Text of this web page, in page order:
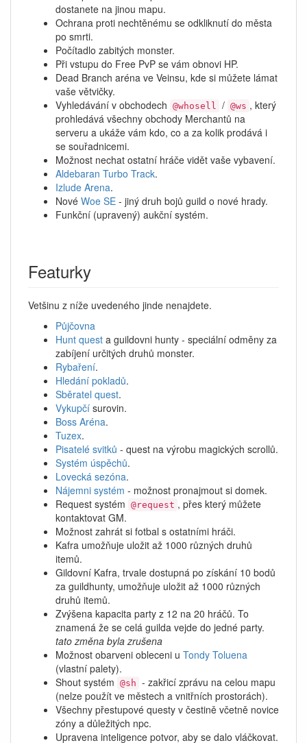
dostanete na jinou mapu.
Ochrana proti nechtěnému se odkliknutí do města
po smrti.
Počítadlo zabitých monster.
Při vstupu do Free PvP se vám obnovi HP.
Dead Branch aréna ve Veinsu, kde si můžete lámat
vaše větvičky.
Vyhledávání v obchodech @whosell / @ws , který
prohledává všechny obchody Merchantů na
serveru a ukáže vám kdo, co a za kolik prodává i
se souřadnicemi.
Možnost nechat ostatní hráče vidět vaše vybavení.
Aldebaran Turbo Track.
Izlude Arena.
Nové Woe SE - jiný druh bojů guild o nové hrady.
Funkční (upravený) aukční systém.
Featurky
Vetšinu z níže uvedeného jinde nenajdete.
Půjčovna
Hunt quest a guildovni hunty - speciální odměny za
zabíjení určitých druhů monster.
Rybaření.
Hledání pokladů.
Sběratel quest.
Vykupčí surovin.
Boss Aréna.
Tuzex.
Pisatelé svitků - quest na výrobu magických scrollů.
Systém úspěchů.
Lovecká sezóna.
Nájemni systém - možnost pronajmout si domek.
Request systém @request , přes který můžete
kontaktovat GM.
Možnost zahrát si fotbal s ostatními hráči.
Kafra umožňuje uložit až 1000 různých druhů
itemů.
Gildovní Kafra, trvale dostupná po získání 10 bodů
za guildhunty, umožňuje uložit až 1000 různých
druhů itemů.
Zvýšena kapacita party z 12 na 20 hráčů. To
znamená že se celá guilda vejde do jedné party.
tato změna byla zrušena
Možnost obarveni obleceni u Tondy Toluena
(vlastní palety).
Shout systém @sh - zakřicí zprávu na celou mapu
(nelze použít ve městech a vnitřních prostorách).
Všechny přestupové questy v čestině včetně novice
zóny a důležitých npc.
Upravena inteligence potvor, aby se dalo vláčkovat.